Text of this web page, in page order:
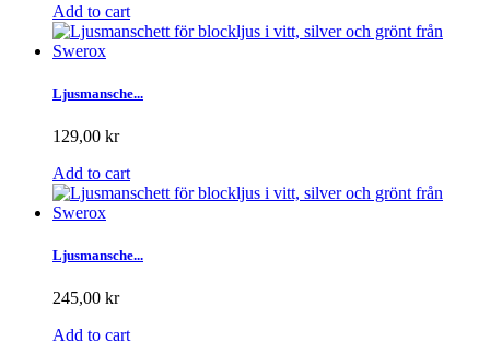
Add to cart
Ljusmansche...
129,00 kr
Add to cart
Ljusmansche...
245,00 kr
Add to cart